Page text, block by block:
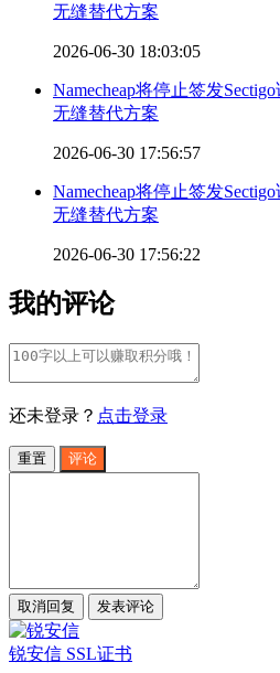
无缝替代方案
2026-06-30 18:03:05
Namecheap将停止签发
无缝替代方案
2026-06-30 17:56:57
Namecheap将停止签发
无缝替代方案
2026-06-30 17:56:22
我的评论
还未登录？ 点击登录
重置 评论
取消回复 发表评论
锐安信 SSL证书